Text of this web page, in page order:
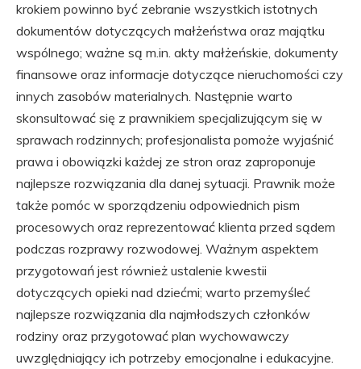
krokiem powinno być zebranie wszystkich istotnych
dokumentów dotyczących małżeństwa oraz majątku
wspólnego; ważne są m.in. akty małżeńskie, dokumenty
finansowe oraz informacje dotyczące nieruchomości czy
innych zasobów materialnych. Następnie warto
skonsultować się z prawnikiem specjalizującym się w
sprawach rodzinnych; profesjonalista pomoże wyjaśnić
prawa i obowiązki każdej ze stron oraz zaproponuje
najlepsze rozwiązania dla danej sytuacji. Prawnik może
także pomóc w sporządzeniu odpowiednich pism
procesowych oraz reprezentować klienta przed sądem
podczas rozprawy rozwodowej. Ważnym aspektem
przygotowań jest również ustalenie kwestii
dotyczących opieki nad dziećmi; warto przemyśleć
najlepsze rozwiązania dla najmłodszych członków
rodziny oraz przygotować plan wychowawczy
uwzględniający ich potrzeby emocjonalne i edukacyjne.